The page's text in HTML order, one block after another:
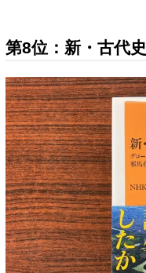
第8位：新・古代史